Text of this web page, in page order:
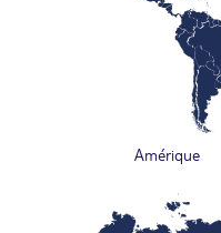
Amérique